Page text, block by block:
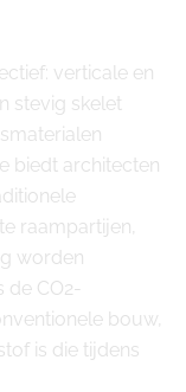
verticale en
stevig skelet
biedt architecten
raampartijen,
worden
de CO2-
bouw,
is die tijdens